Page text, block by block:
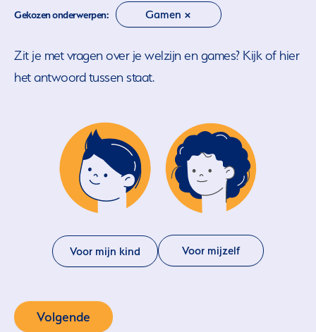
Gekozen onderwerpen: Gamen ×
Zit je met vragen over je welzijn en games? Kijk of hier
het antwoord tussen staat.
Voor mijn kind Voor mijzelf
Volgende